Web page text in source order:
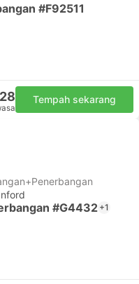
#F92511
Tempah sekarang
#G4432 +1